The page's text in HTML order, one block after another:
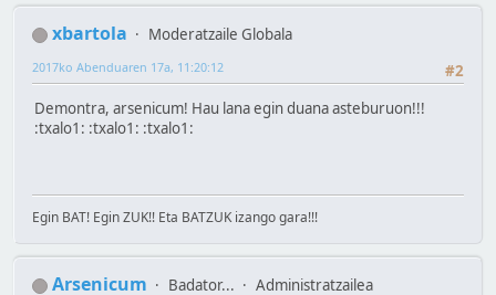
xbartola
Moderatzaile Globala
#2
2017ko Abenduaren 17a, 11:20:12
Demontra, arsenicum! Hau lana egin duana asteburuon!!!
:txalo1: :txalo1: :txalo1:
Egin BAT! Egin ZUK!! Eta BATZUK izango gara!!!
Arsenicum Badator...
Administratzailea